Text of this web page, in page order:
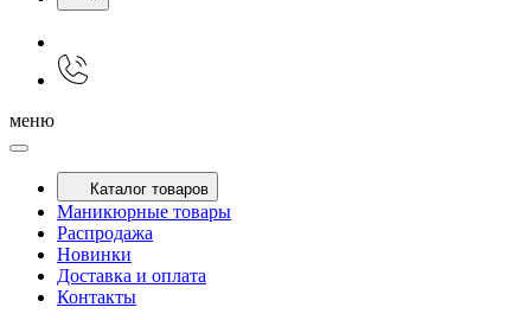
меню
Каталог товаров
Маникюрные товары
Распродажа
Новинки
Доставка и оплата
Контакты